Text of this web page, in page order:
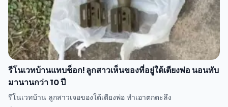
รีโนเวทบ้านแทบช็อก! ลูกสาวเห็นของที่อยู่ใต้เตียงพ่อ นอนทับ
มานานกว่า 10 ปี
รีโนเวทบ้าน ลูกสาวเจอของใต้เตียงพ่อ ทำเอาตกตะลึง